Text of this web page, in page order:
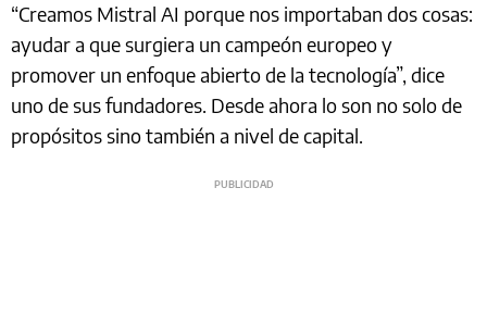
“Creamos Mistral AI porque nos importaban dos cosas:
ayudar a que surgiera un campeón europeo y
promover un enfoque abierto de la tecnología”, dice
uno de sus fundadores. Desde ahora lo son no solo de
propósitos sino también a nivel de capital.